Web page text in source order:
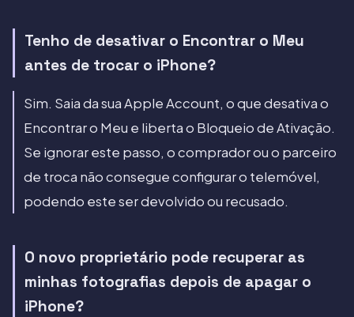
Tenho de desativar o Encontrar o Meu
antes de trocar o iPhone?
Sim. Saia da sua Apple Account, o que desativa o
Encontrar o Meu e liberta o Bloqueio de Ativação.
Se ignorar este passo, o comprador ou o parceiro
de troca não consegue configurar o telemóvel,
podendo este ser devolvido ou recusado.
O novo proprietário pode recuperar as
minhas fotografias depois de apagar o
iPhone?